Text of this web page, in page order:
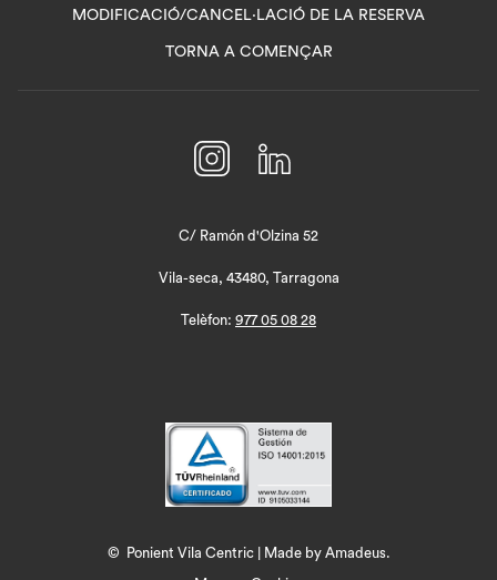
IN
MODIFICACIÓ/CANCEL·LACIÓ DE LA RESERVA
TORNA A COMENÇAR
C/ Ramón d'Olzina 52
Vila-seca, 43480, Tarragona
Telèfon: 977 05 08 28
© Ponient Vila Centric | Made by Amadeus.